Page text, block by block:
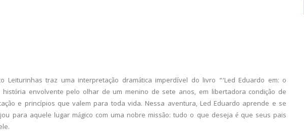
Leiturinhas traz uma interpretação dramática imperdível do livro “‘Led Eduardo em: o
história envolvente pelo olhar de um menino de sete anos, em libertadora condição de
e princípios que valem para toda vida. Nessa aventura, Led Eduardo aprende e se
para aquele lugar mágico com uma nobre missão: tudo o que deseja é que seus pais